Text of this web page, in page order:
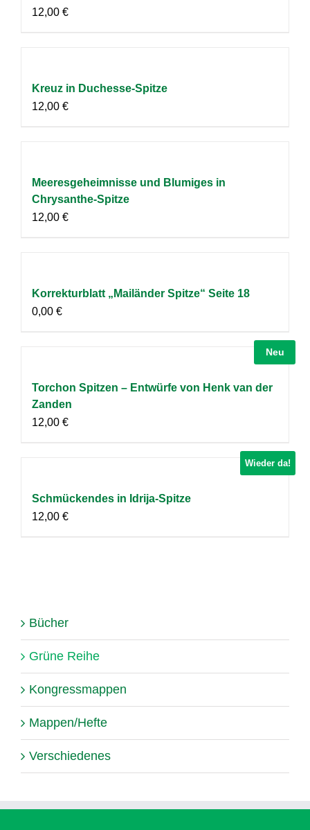
12,00 €
Kreuz in Duchesse-Spitze
12,00 €
Meeresgeheimnisse und Blumiges in
Chrysanthe-Spitze
12,00 €
Korrekturblatt „Mailänder Spitze“ Seite 18
0,00 €
Neu
Torchon Spitzen – Entwürfe von Henk van der
Zanden
12,00 €
Wieder da!
Schmückendes in Idrija-Spitze
12,00 €
Bücher
Grüne Reihe
Kongressmappen
Mappen/Hefte
Verschiedenes